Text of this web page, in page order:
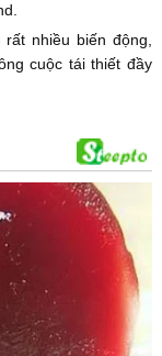
nhiều biến động,
cuộc tái thiết đầy